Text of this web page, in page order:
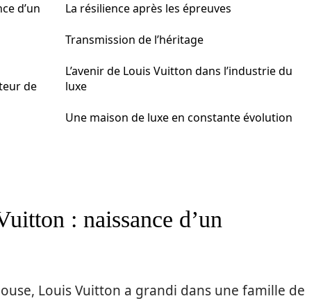
d’un
de
La résilience après les épreuves
Transmission de l’héritage
L’avenir de Louis Vuitton dans l’industrie du
luxe
Une maison de luxe en constante évolution
: naissance d’un
Louis Vuitton a grandi dans une famille de